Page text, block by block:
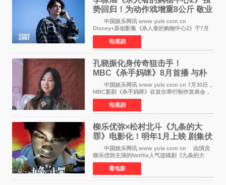
势回归！为动作戏增重8公斤 敬业
获赞
中国娱乐网讯 www yule com cn
Disney+原创影集《杀人者的购物中心2》于7月
22日正式上线，由男神李栋旭主演的郑进湾以2 0
完全体强势回归。该剧第一季曾被《纽约时报》
评选为全球最佳影集之一
电视剧
孔晓振化身传奇狙击手！
MBC《杀手妈咪》8月首播 与朴
恩斌展开收视对决
中国娱乐网讯 www yule com cn 7月30日，
MBC新剧《杀手妈咪》在首尔举行制作发表会，
主演孔晓振、郑准元、李相二、无真星、崔宇
成、李银泉等人一同出席，为新剧宣传造势。这
是孔晓振继《毛骨
电视剧
柳乐优弥×松村北斗《九条的大
罪》电影化！明年1月上映 剧集伏
笔将全面揭晓
中国娱乐网讯 www yule com cn 由演员
柳乐优弥主演的Netflix人气连续剧《九条的大
罪》正式宣布改编为电影，将于明年1月8日全国
上映。柳乐优弥与SixTONES松村北斗再度联
手，为观众带来这部
看电影